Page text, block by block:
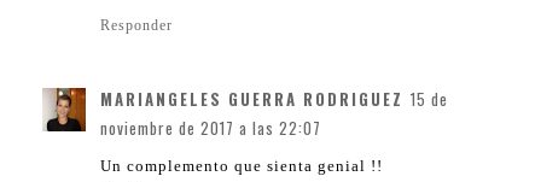
Responder
MARIANGELES GUERRA RODRIGUEZ 15 de
noviembre de 2017 a las 22:07
Un complemento que sienta genial !!